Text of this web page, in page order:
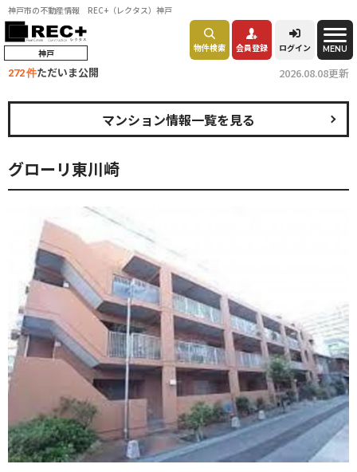
神戸市の不動産情報 REC+（レクタス）神戸
神戸 物件検索 会員登録 ログイン MENU
272 件ただいま公開 2026.08.08更新
グローリ東川崎
マンション情報一覧を見る